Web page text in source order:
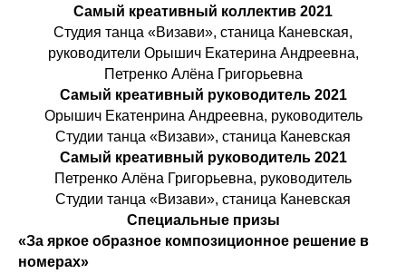
Самый креативный коллектив 2021
Студия танца «Визави», станица Каневская,
руководители Орышич Екатерина Андреевна,
Петренко Алёна Григорьевна
Самый креативный руководитель 2021
Орышич Екатенрина Андреевна, руководитель
Студии танца «Визави», станица Каневская
Самый креативный руководитель 2021
Петренко Алёна Григорьевна, руководитель
Студии танца «Визави», станица Каневская
Специальные призы
«За яркое образное композиционное решение в
номерах»